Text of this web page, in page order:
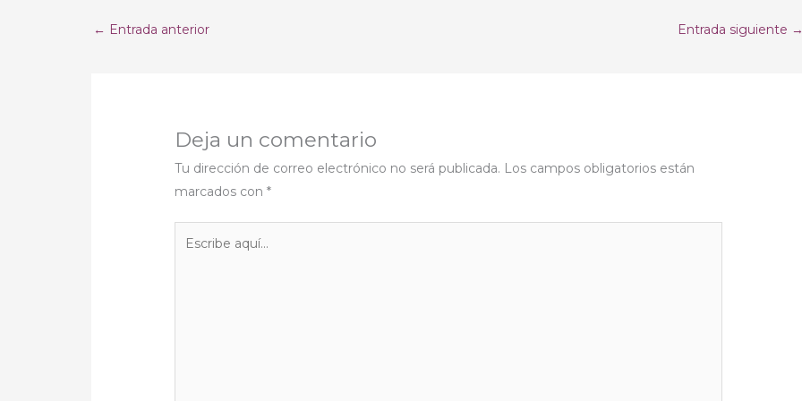
← Entrada anterior Entrada siguiente →
Deja un comentario
Tu dirección de correo electrónico no será publicada. Los campos obligatorios están
marcados con*